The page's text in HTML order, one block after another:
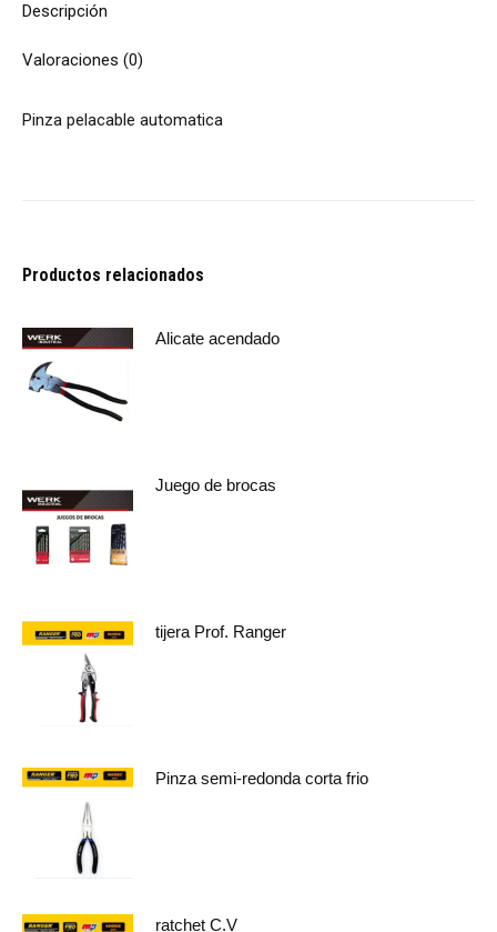
Descripción
Valoraciones (0)
Pinza pelacable automatica
Productos relacionados
Alicate acendado
Juego de brocas
tijera Prof. Ranger
Pinza semi-redonda corta frio
ratchet C.V